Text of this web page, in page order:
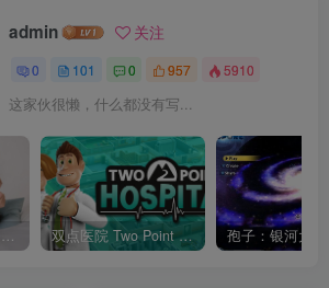
admin 关注
0 101 0 957 5910
这家伙很懒，什么都没有写...
PartyCat轰趴猫套图全集打包（更新0001-0286+白金+特刊） 双点医院 Two Point Hospital v1.23.66762 官方中文版 5G